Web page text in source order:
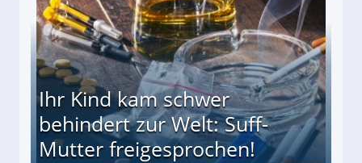
Ihr Kind kam schwer
behindert zur Welt: Suff-
Mutter freigesprochen!